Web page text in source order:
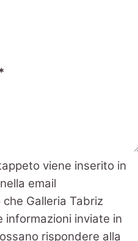
viene inserito in
email
Galleria Tabriz
informazioni inviate in
rispondere alla